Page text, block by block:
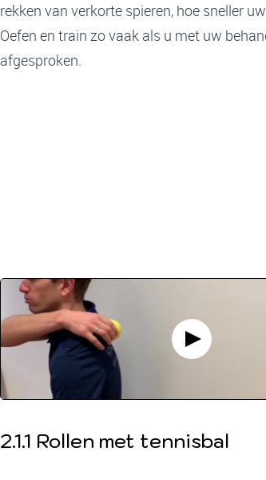
rekken van verkorte spieren, hoe sneller
Oefen en train zo vaak als u met uw
afgesproken.
2.1.1 Rollen met tennisbal